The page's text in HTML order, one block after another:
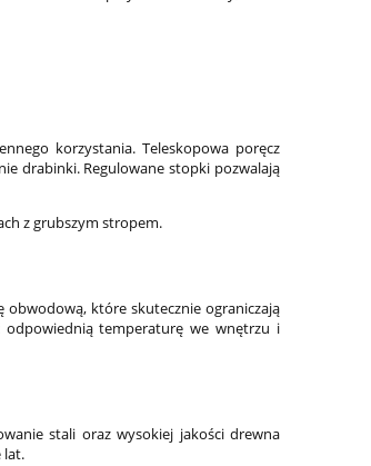
korzystania. Teleskopowa poręcz
drabinki. Regulowane stopki pozwalają
z grubszym stropem.
obwodową, które skutecznie ograniczają
odpowiednią temperaturę we wnętrzu i
stali oraz wysokiej jakości drewna
lat.